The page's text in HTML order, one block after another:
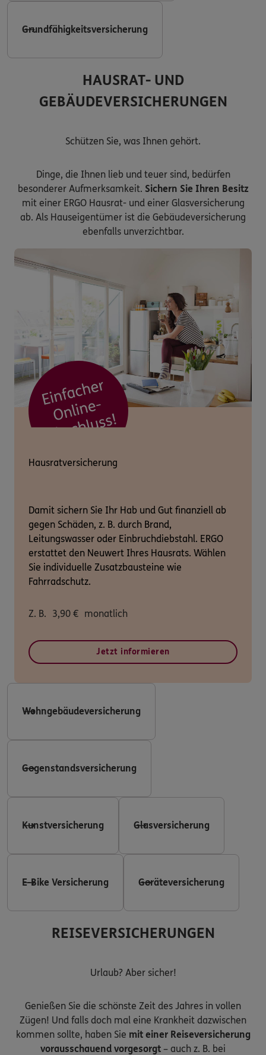
Grundfähigkeitsversicherung
HAUSRAT- UND
GEBÄUDEVERSICHERUNGEN
Schützen Sie, was Ihnen gehört.
Dinge, die Ihnen lieb und teuer sind, bedürfen
besonderer Aufmerksamkeit. Sichern Sie Ihren Besitz
mit einer ERGO Hausrat- und einer Glasversicherung
ab. Als Hauseigentümer ist die Gebäudeversicherung
ebenfalls unverzichtbar.
Hausratversicherung
Damit sichern Sie Ihr Hab und Gut finanziell ab
gegen Schäden, z. B. durch Brand,
Leitungswasser oder Einbruchdiebstahl. ERGO
erstattet den Neuwert Ihres Hausrats. Wählen
Sie individuelle Zusatzbausteine wie
Fahrradschutz.
Z. B. 3,90 € monatlich
Jetzt informieren
Wohngebäudeversicherung
Gegenstandsversicherung
Kunstversicherung Glasversicherung
E-Bike Versicherung Geräteversicherung
REISEVERSICHERUNGEN
Urlaub? Aber sicher!
Genießen Sie die schönste Zeit des Jahres in vollen
Zügen! Und falls doch mal eine Krankheit dazwischen
kommen sollte, haben Sie mit einer Reiseversicherung
vorausschauend vorgesorgt – auch z. B. bei